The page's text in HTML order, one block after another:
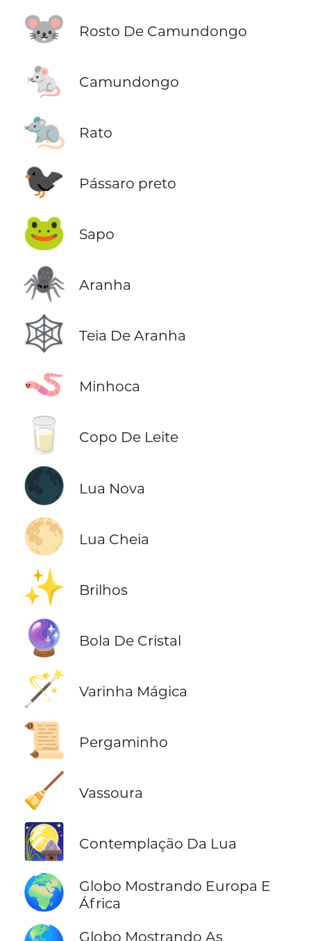
🐭 Rosto De Camundongo
🐁 Camundongo
🐀 Rato
🐦‍⬛ Pássaro preto
🐸 Sapo
🕷️ Aranha
🕸️ Teia De Aranha
🪱 Minhoca
🥛 Copo De Leite
🌑 Lua Nova
🌕 Lua Cheia
✨ Brilhos
🔮 Bola De Cristal
🪄 Varinha Mágica
📜 Pergaminho
🧹 Vassoura
🎑 Contemplação Da Lua
🌍
Globo Mostrando Europa E
África
Globo Mostrando As